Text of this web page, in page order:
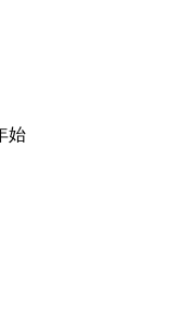
始